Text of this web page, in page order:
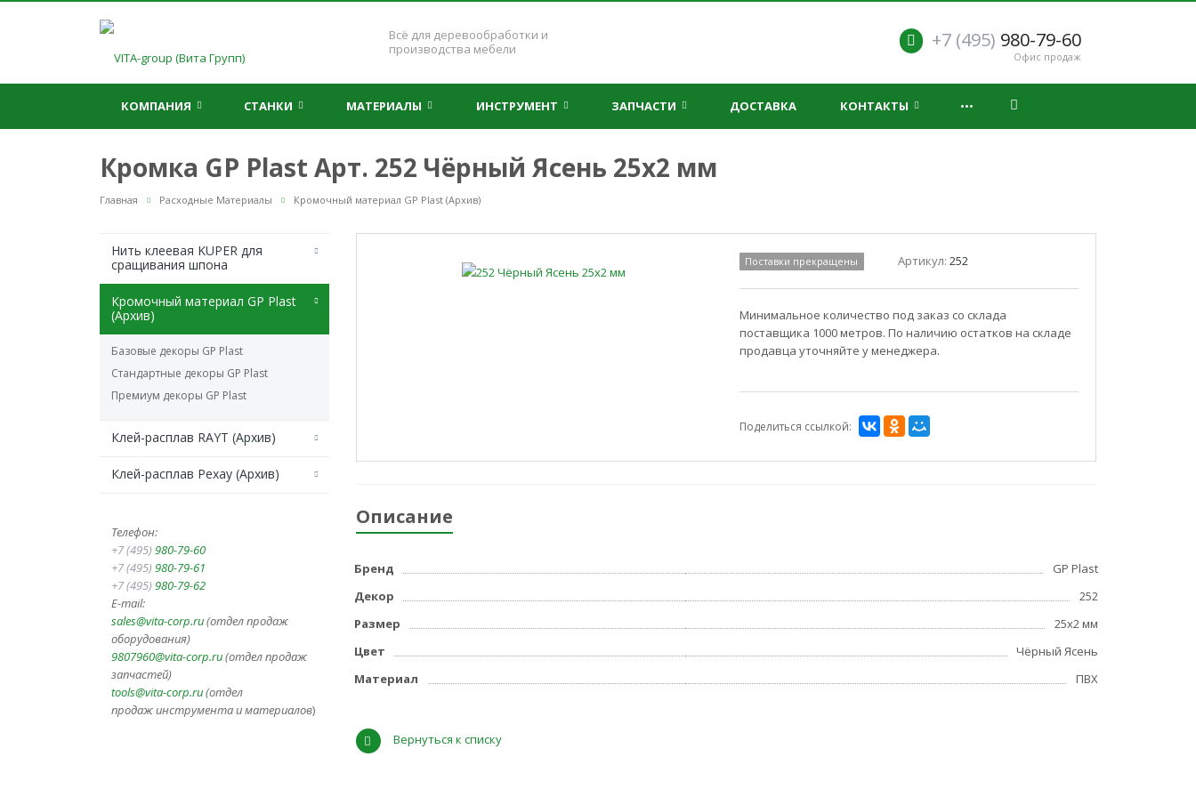
Всё для деревообработки и
производства мебели
+7 (495) 980-79-60
Офис продаж
КОМПАНИЯ СТАНКИ МАТЕРИАЛЫ ИНСТРУМЕНТ ЗАПЧАСТИ ДОСТАВКА КОНТАКТЫ ...
Кромка GP Plast Арт. 252 Чёрный Ясень 25x2 мм
Главная Расходные Материалы Кромочный материал GP Plast (Архив)
Нить клеевая KUPER для
сращивания шпона
Кромочный материал GP Plast
(Архив)
Базовые декоры GP Plast
Стандартные декоры GP Plast
Премиум декоры GP Plast
Клей-расплав RAYT (Архив)
Клей-расплав Рехау (Архив)
Телефон:
+7 (495) 980-79-60
+7 (495) 980-79-61
+7 (495) 980-79-62
E-mail:
sales@vita-corp.ru(отдел продаж
оборудования)
9807960@vita-corp.ru(отдел продаж
запчастей)
tools@vita-corp.ru(отдел
продаж инструмента иматериалов)
Поставки прекращены Артикул: 252
Минимальное количество под заказ со склада
поставщика 1000 метров. По наличию остатков на складе
продавца уточняйте у менеджера.
Поделиться ссылкой:
Описание
Бренд
GP Plast
Декор
252
Размер
25x2 мм
Цвет
Чёрный Ясень
Материал
ПВХ
Вернуться к списку